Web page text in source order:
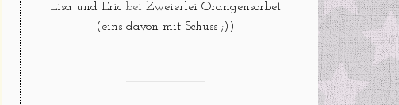
Lisa und Eric beiZweierlei Orangensorbet
(eins davon mit Schuss ;))